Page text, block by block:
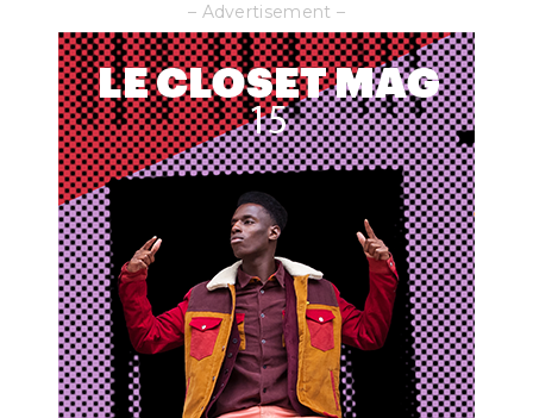
– Advertisement –